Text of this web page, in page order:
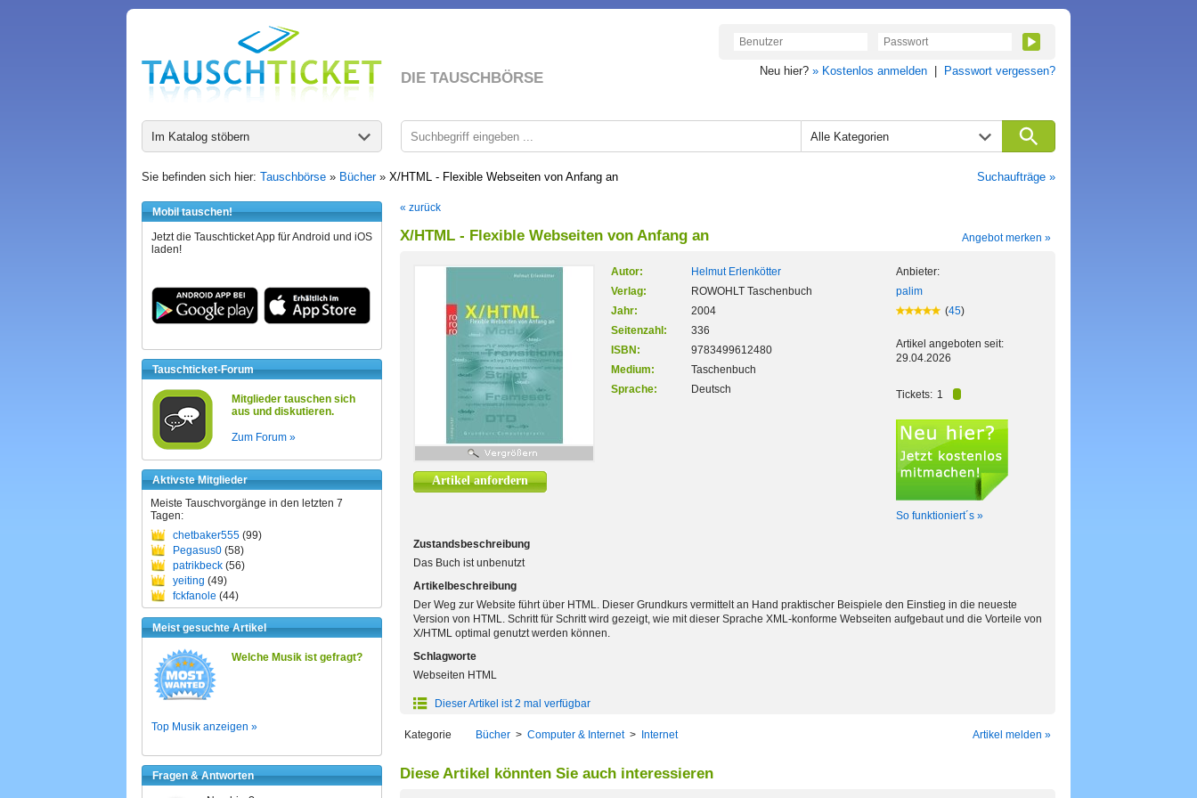
DIE TAUSCHBÖRSE Neu hier? » Kostenlos anmelden Passwort vergessen?
Im Katalog stöbern Alle Kategorien
Sie befinden sich hier: Tauschbörse » Bücher» X/HTML - Flexible Webseiten von Anfang an Suchaufträge »
Mobil tauschen!
Jetzt die Tauschticket App für Android und iOS
laden!
Tauschticket-Forum
Mitglieder tauschen sich
aus und diskutieren.
Zum Forum »
Aktivste Mitglieder
Meiste Tauschvorgänge in den letzten 7
Tagen:
chetbaker555 (99)
Pegasus0 (58)
patrikbeck (56)
yeiting (49)
fckfanole (44)
Meist gesuchte Artikel
Welche Musik ist gefragt?
Top Musik anzeigen »
Fragen & Antworten
« zurück
X/HTML - Flexible Webseiten von Anfang an Angebot merken »
Artikel anfordern
Autor:
Helmut Erlenkötter
Verlag:
ROWOHLT Taschenbuch
Jahr:
2004
Seitenzahl:
336
ISBN:
9783499612480
Medium:
Taschenbuch
Sprache:
Deutsch
Anbieter:
palim
(45)
Artikel angeboten seit:
29.04.2026
Tickets: 1
So funktioniert´s »
Zustandsbeschreibung
Das Buch ist unbenutzt
Artikelbeschreibung
Der Weg zur Website führt über HTML. Dieser Grundkurs vermittelt an Hand praktischer Beispiele den Einstieg in die neueste
Version von HTML. Schritt für Schritt wird gezeigt, wie mit dieser Sprache XML-konforme Webseiten aufgebaut und die Vorteile von
X/HTML optimal genutzt werden können.
Schlagworte
Webseiten HTML
Dieser Artikel ist 2 mal verfügbar
Kategorie Bücher > Computer & Internet> Internet Artikel melden »
Diese Artikel könnten Sie auch interessieren